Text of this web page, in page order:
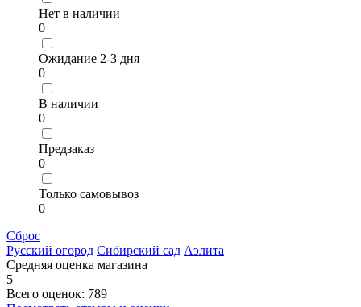
Нет в наличии
0
Ожидание 2-3 дня
0
В наличии
0
Предзаказ
0
Только самовывоз
0
Сброс
Русский огород Сибирский сад Аэлита
Средняя оценка магазина
5
Всего оценок: 789